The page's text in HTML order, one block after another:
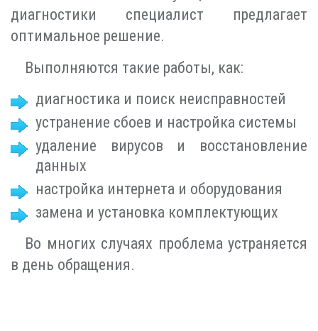
диагностики специалист предлагает
оптимальное решение.
Выполняются такие работы, как:
диагностика и поиск неисправностей
устранение сбоев и настройка системы
удаление вирусов и восстановление
данных
настройка интернета и оборудования
замена и установка комплектующих
Во многих случаях проблема устраняется
в день обращения.